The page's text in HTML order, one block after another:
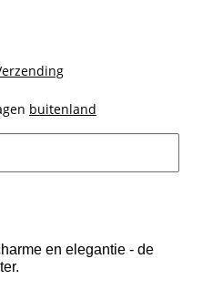
buitenland
en elegantie - de